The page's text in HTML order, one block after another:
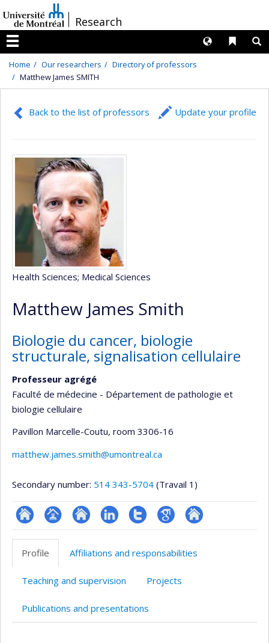
au
contenu
/Research
Menu
Liens
Langues
Home Our researchers
Directory of professors
Matthew James SMITH
Back to the list of professors Update your profile
Health Sciences; Medical Sciences
Matthew James Smith
Biologie du cancer, biologie
structurale, signalisation cellulaire
Professeur agrégé
Faculté de médecine - Département de pathologie et
biologie cellulaire
Pavillon Marcelle-Coutu, room 3306-16
matthew.james.smith@umontreal.ca
Secondary number: 514 343-5704 (Travail 1)
ResearchGate
Page
(faculté,département,école)
Site
l’unité
recherche
LinkedInCompteGoogleAutre
Profile Affiliations and responsabilities
Teaching and supervision Projects
Publications and presentations